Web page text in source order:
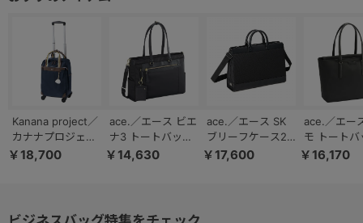
Kanana project／
カナナプロジェク
ト VYG アムロー
￥18,700
ace.／エース ビエ
ナ3 トートバッグ
レディースビジネ
￥14,630
ace.／エース SK
ブリーフケース2
就活バッグ ビジネ
￥17,600
ace.／エー
モ トートバ
レディース
￥16,170